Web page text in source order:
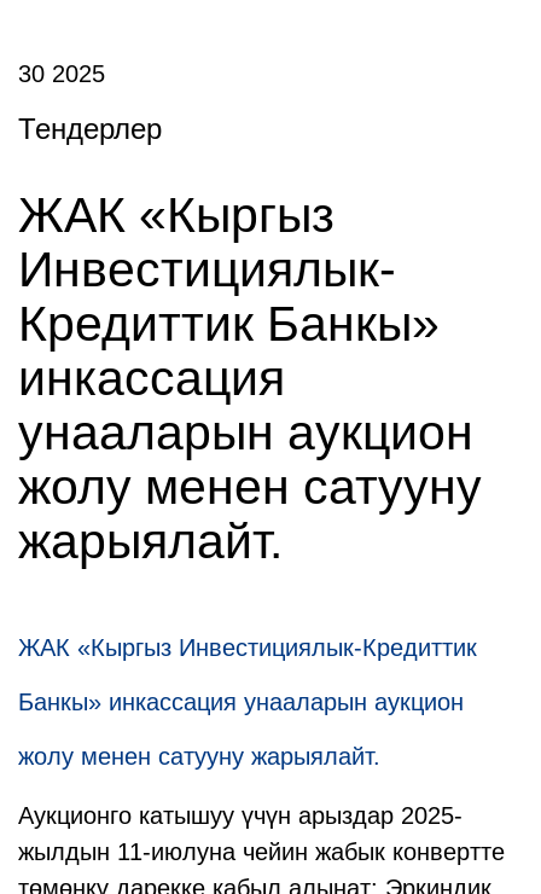
30 2025
Тендерлер
ЖАК «Кыргыз
Инвестициялык-
Кредиттик Банкы»
инкассация
унааларын аукцион
жолу менен сатууну
жарыялайт.
ЖАК «Кыргыз Инвестициялык-Кредиттик
Банкы» инкассация унааларын аукцион
жолу менен сатууну жарыялайт.
Аукционго катышуу үчүн арыздар 2025-
жылдын 11-июлуна чейин жабык конвертте
төмөнкү дарекке кабыл алынат: Эркиндик